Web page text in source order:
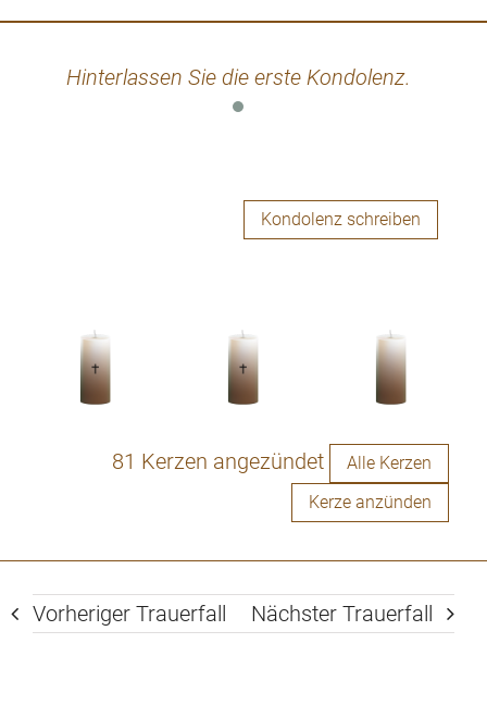
Hinterlassen Sie die erste Kondolenz.
Kondolenz schreiben
81 Kerzen angezündet
Alle Kerzen
Kerze anzünden
Vorheriger Trauerfall Nächster Trauerfall